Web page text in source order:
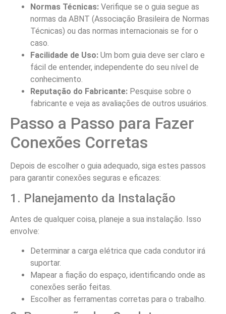
Normas Técnicas: Verifique se o guia segue as
normas da ABNT (Associação Brasileira de Normas
Técnicas) ou das normas internacionais se for o
caso.
Facilidade de Uso: Um bom guia deve ser claro e
fácil de entender, independente do seu nível de
conhecimento.
Reputação do Fabricante: Pesquise sobre o
fabricante e veja as avaliações de outros usuários.
Passo a Passo para Fazer
Conexões Corretas
Depois de escolher o guia adequado, siga estes passos
para garantir conexões seguras e eficazes:
1. Planejamento da Instalação
Antes de qualquer coisa, planeje a sua instalação. Isso
envolve:
Determinar a carga elétrica que cada condutor irá
suportar.
Mapear a fiação do espaço, identificando onde as
conexões serão feitas.
Escolher as ferramentas corretas para o trabalho.